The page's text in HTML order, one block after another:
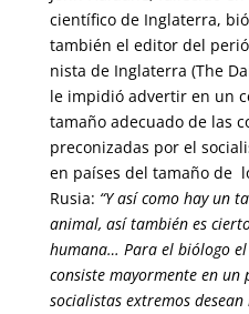
científico de Inglaterra,
también el editor del
nista de Inglaterra (The
le impidió advertir en un
tamaño adecuado de las
preconizadas por el
en países del tamaño de
Rusia: “Y así como hay un
animal, así también es
humana… Para el biólogo
consiste ma­yormente en
socialistas extremos